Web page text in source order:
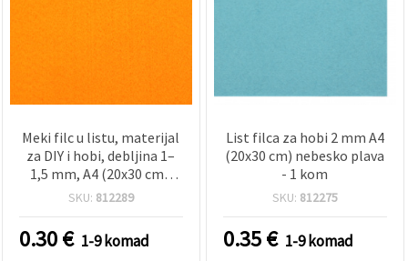
Meki filc u listu, materijal
za DIY i hobi, debljina 1–
1,5 mm, A4 (20x30 cm),
tamno žuta – 1 komad
SKU: 812289
0.30€ 1-9 komad
List filca za hobi 2 mm A4
(20x30 cm) nebesko plava
- 1 kom
SKU: 812275
0.35€ 1-9 komad